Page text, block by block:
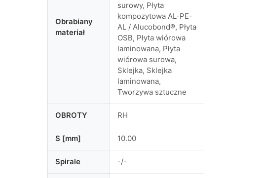
Obrabiany
materiał
surowy, Płyta
kompozytowa AL-PE-
AL / Alucobond®, Płyta
OSB, Płyta wiórowa
laminowana, Płyta
wiórowa surowa,
Sklejka, Sklejka
laminowana,
Tworzywa sztuczne
OBROTY RH
S [mm] 10.00
Spirale -/-